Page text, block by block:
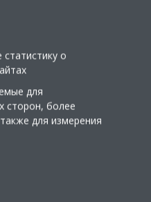
о
для
сторон, более
для измерения